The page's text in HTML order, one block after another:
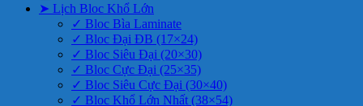
➤ Lịch Bloc Khổ Lớn
✓ Bloc Bìa Laminate
✓ Bloc Đại ĐB (17×24)
✓ Bloc Siêu Đại (20×30)
✓ Bloc Cực Đại (25×35)
✓ Bloc Siêu Cực Đại (30×40)
✓ Bloc Khổ Lớn Nhất (38×54)